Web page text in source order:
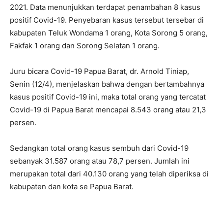
2021. Data menunjukkan terdapat penambahan 8 kasus
positif Covid-19. Penyebaran kasus tersebut tersebar di
kabupaten Teluk Wondama 1 orang, Kota Sorong 5 orang,
Fakfak 1 orang dan Sorong Selatan 1 orang.
Juru bicara Covid-19 Papua Barat, dr. Arnold Tiniap,
Senin (12/4), menjelaskan bahwa dengan bertambahnya
kasus positif Covid-19 ini, maka total orang yang tercatat
Covid-19 di Papua Barat mencapai 8.543 orang atau 21,3
persen.
Sedangkan total orang kasus sembuh dari Covid-19
sebanyak 31.587 orang atau 78,7 persen. Jumlah ini
merupakan total dari 40.130 orang yang telah diperiksa di
kabupaten dan kota se Papua Barat.